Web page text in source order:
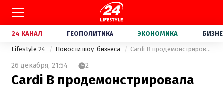
24 КАНАЛ ГЕОПОЛИТИКА ЭКОНОМИКА
Lifestyle 24 Новости шоу-бизнеса Cardi B продемонстрировала свое семейное гнездышко: потрясающие кадры роскошного поместья
26 декабря, 21:54 2
Cardi B продемонстрировала